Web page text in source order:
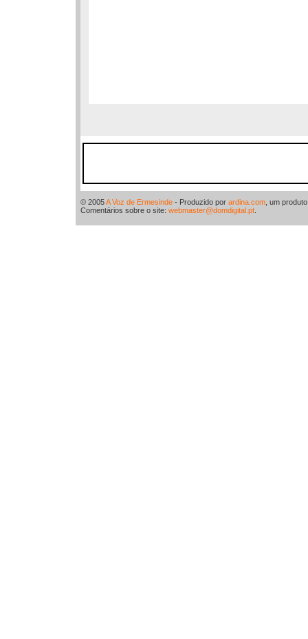
© 2005A Voz de Ermesinde - Produzido por ardina.com , um
Comentários sobre o site: webmaster@domdigital.pt